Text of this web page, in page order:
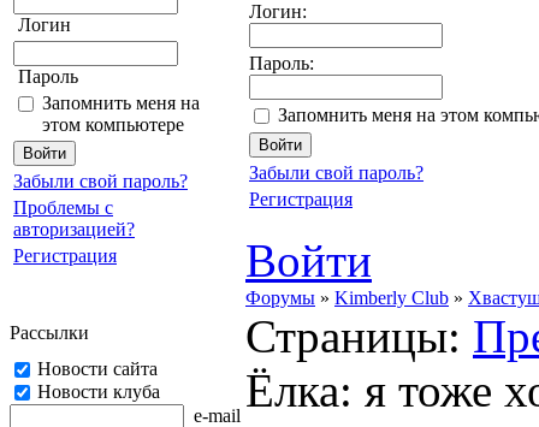
Логин
Пароль
Запомнить меня на
этом компьютере
Забыли свой пароль?
Проблемы с
авторизацией?
Регистрация
Рассылки
Новости сайта
Новости клуба
e-mail
Логин:
Пароль:
Запомнить меня на этом
Забыли свой пароль?
Регистрация
Войти
Форумы » Kimberly Club »
Страницы:
Ёлка: я тоже